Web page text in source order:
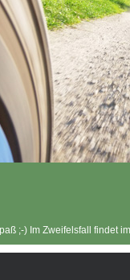
;-) Im Zweifelsfall findet